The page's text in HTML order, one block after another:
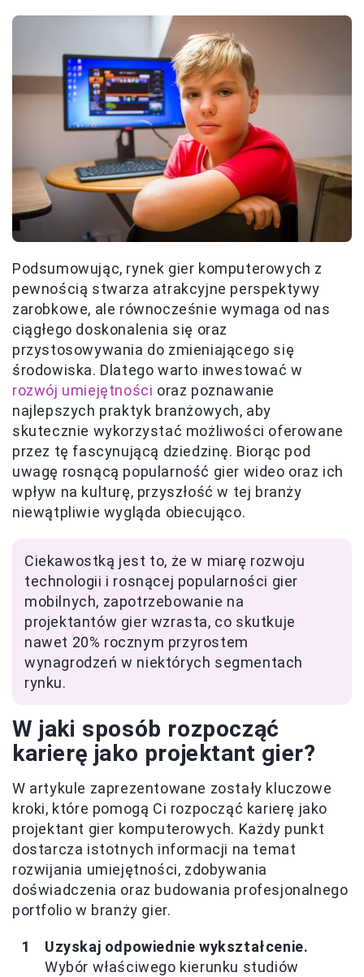
Podsumowując, rynek gier komputerowych z
pewnością stwarza atrakcyjne perspektywy
zarobkowe, ale równocześnie wymaga od nas
ciągłego doskonalenia się oraz
przystosowywania do zmieniającego się
środowiska. Dlatego warto inwestować w
rozwój umiejętności oraz poznawanie
najlepszych praktyk branżowych, aby
skutecznie wykorzystać możliwości oferowane
przez tę fascynującą dziedzinę. Biorąc pod
uwagę rosnącą popularność gier wideo oraz ich
wpływ na kulturę, przyszłość w tej branży
niewątpliwie wygląda obiecująco.
Ciekawostką jest to, że w miarę rozwoju
technologii i rosnącej popularności gier
mobilnych, zapotrzebowanie na
projektantów gier wzrasta, co skutkuje
nawet 20% rocznym przyrostem
wynagrodzeń w niektórych segmentach
rynku.
W jaki sposób rozpocząć
karierę jako projektant gier?
W artykule zaprezentowane zostały kluczowe
kroki, które pomogą Ci rozpocząć karierę jako
projektant gier komputerowych. Każdy punkt
dostarcza istotnych informacji na temat
rozwijania umiejętności, zdobywania
doświadczenia oraz budowania profesjonalnego
portfolio w branży gier.
Uzyskaj odpowiednie wykształcenie.
Wybór właściwego kierunku studiów